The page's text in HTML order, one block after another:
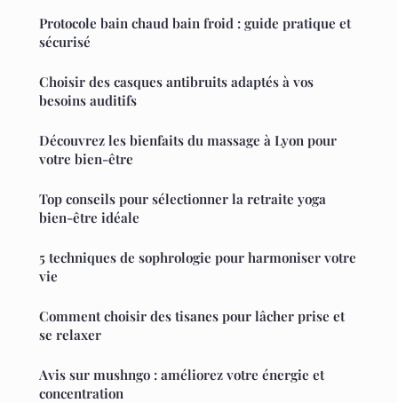
Protocole bain chaud bain froid : guide pratique et
sécurisé
Choisir des casques antibruits adaptés à vos
besoins auditifs
Découvrez les bienfaits du massage à Lyon pour
votre bien-être
Top conseils pour sélectionner la retraite yoga
bien-être idéale
5 techniques de sophrologie pour harmoniser votre
vie
Comment choisir des tisanes pour lâcher prise et
se relaxer
Avis sur mushngo : améliorez votre énergie et
concentration